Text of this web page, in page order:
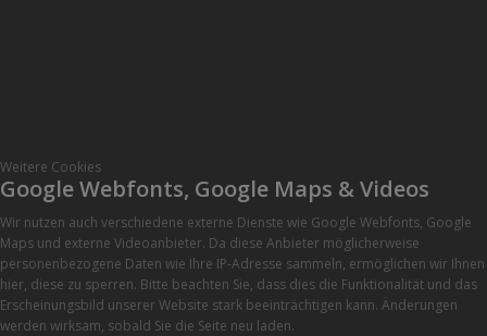
Weitere Cookies
Google Webfonts, Google Maps & Videos
Wir nutzen auch verschiedene externe Dienste wie Google Webfonts, Google
Maps und externe Videoanbieter. Da diese Anbieter möglicherweise
personenbezogene Daten wie Ihre IP-Adresse sammeln, ermöglichen wir Ihnen
hier, diese zu sperren. Bitte beachten Sie, dass dies die Funktionalität und das
Erscheinungsbild unserer Website stark beeinträchtigen kann. Änderungen
werden wirksam, sobald Sie die Seite neu laden.